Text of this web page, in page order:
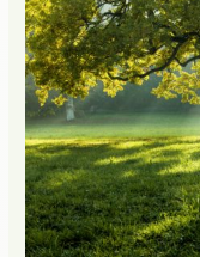
intestinale
:
une
biodiversité
essentielle
peu
connue.